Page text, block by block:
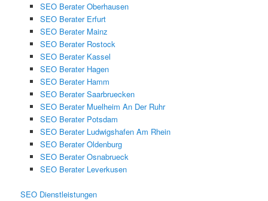
SEO Berater Oberhausen
SEO Berater Erfurt
SEO Berater Mainz
SEO Berater Rostock
SEO Berater Kassel
SEO Berater Hagen
SEO Berater Hamm
SEO Berater Saarbruecken
SEO Berater Muelheim An Der Ruhr
SEO Berater Potsdam
SEO Berater Ludwigshafen Am Rhein
SEO Berater Oldenburg
SEO Berater Osnabrueck
SEO Berater Leverkusen
SEO Dienstleistungen